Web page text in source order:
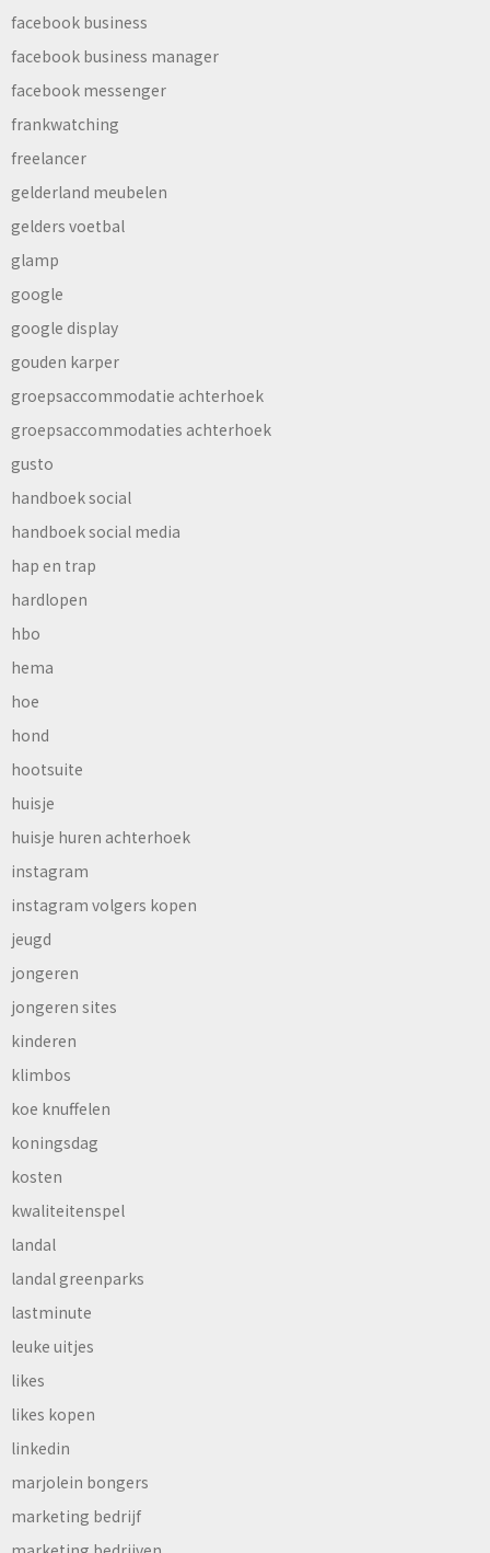
facebook business
facebook business manager
facebook messenger
frankwatching
freelancer
gelderland meubelen
gelders voetbal
glamp
google
google display
gouden karper
groepsaccommodatie achterhoek
groepsaccommodaties achterhoek
gusto
handboek social
handboek social media
hap en trap
hardlopen
hbo
hema
hoe
hond
hootsuite
huisje
huisje huren achterhoek
instagram
instagram volgers kopen
jeugd
jongeren
jongeren sites
kinderen
klimbos
koe knuffelen
koningsdag
kosten
kwaliteitenspel
landal
landal greenparks
lastminute
leuke uitjes
likes
likes kopen
linkedin
marjolein bongers
marketing bedrijf